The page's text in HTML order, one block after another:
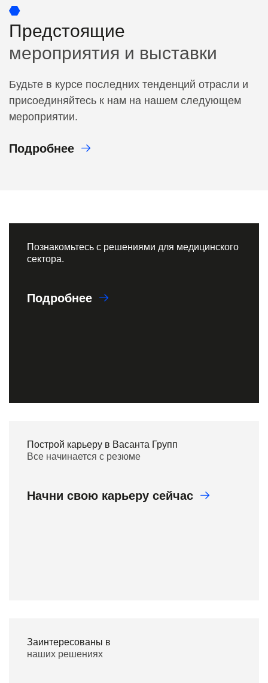
Предстоящие
мероприятия и выставки
Будьте в курсе последних тенденций отрасли и
присоединяйтесь к нам на нашем следующем
мероприятии.
Подробнее
Познакомьтесь с решениями для медицинского
сектора.
Подробнее
Построй карьеру в Васанта Групп
Все начинается с резюме
Начни свою карьеру сейчас
Заинтересованы в
наших решениях